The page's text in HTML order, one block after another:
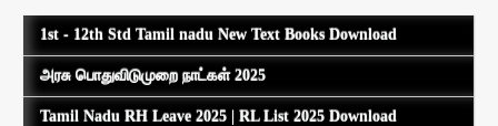
1st - 12th Std Tamil nadu New Text Books Download
அரசு பொதுவிடுமுறை நாட்கள் 2025
Tamil Nadu RH Leave 2025 | RL List 2025 Download